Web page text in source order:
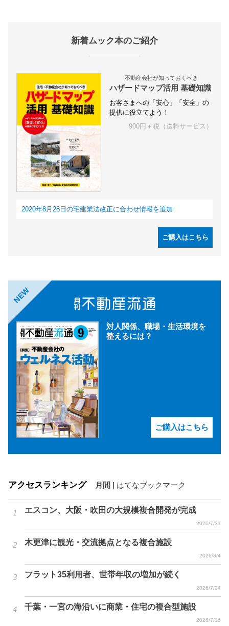
新着ムック本のご紹介
不動産会社が知っておくべき
ハザードマップ活用 基礎知識
お客さまへの「安心」「安全」の
提供に役立てよう！
900円＋税（送料サービス）
2020年8月28日の宅建業法改正に合わせ情報を追加
ご購入はこちら
NEW
対人関係、職場・生活環境を
整えるには？
ご購入はこちら
アクセスランキング 月間 はてなブックマーク
エスコン、大阪・吹田の大規模複合開発が完成
2026/7/31
木更津に観光・交流拠点となる複合施設
2026/8/4
フラット35利用者、世帯年収の増加が続く
2026/7/24
千葉・一宮の海沿いに商業・住宅の複合型施設
2026/7/16